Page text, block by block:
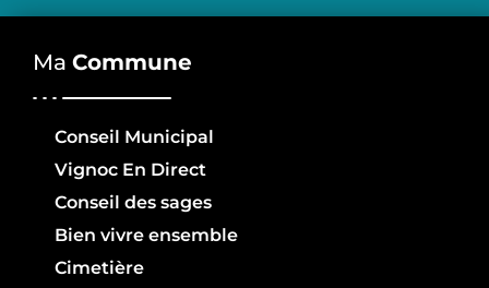
Ma Commune
Conseil Municipal
Vignoc En Direct
Conseil des sages
Bien vivre ensemble
Cimetière